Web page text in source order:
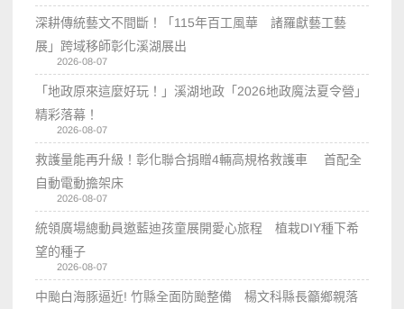
深耕傳統藝文不間斷！「115年百工風華 諸羅獻藝工藝
展」跨域移師彰化溪湖展出
2026-08-07
「地政原來這麼好玩！」溪湖地政「2026地政魔法夏令營」
精彩落幕！
2026-08-07
救護量能再升級！彰化聯合捐贈4輛高規格救護車 首配全
自動電動擔架床
2026-08-07
統領廣場總動員邀藍迪孩童展開愛心旅程 植栽DIY種下希
望的種子
2026-08-07
中颱白海豚逼近! 竹縣全面防颱整備 楊文科縣長籲鄉親落